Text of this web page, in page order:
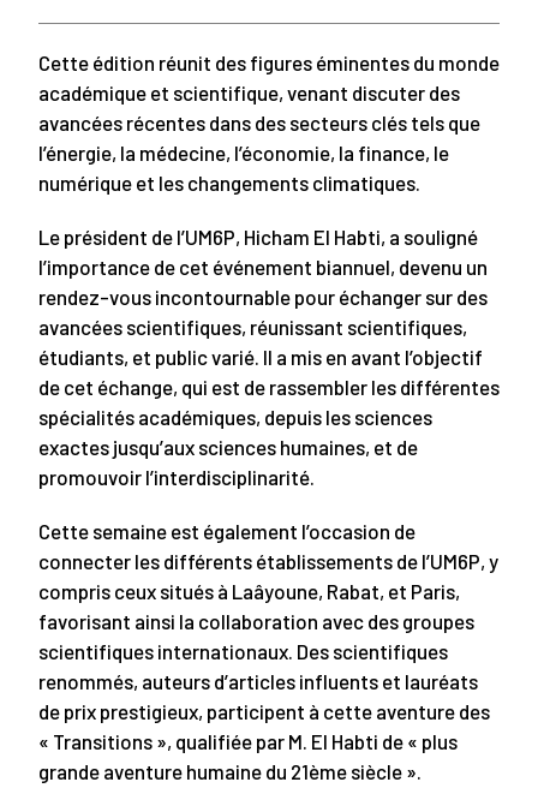
Cette édition réunit des figures éminentes du monde
académique et scientifique, venant discuter des
avancées récentes dans des secteurs clés tels que
l’énergie, la médecine, l’économie, la finance, le
numérique et les changements climatiques.
Le président de l’UM6P, Hicham El Habti, a souligné
l’importance de cet événement biannuel, devenu un
rendez-vous incontournable pour échanger sur des
avancées scientifiques, réunissant scientifiques,
étudiants, et public varié. Il a mis en avant l’objectif
de cet échange, qui est de rassembler les différentes
spécialités académiques, depuis les sciences
exactes jusqu’aux sciences humaines, et de
promouvoir l’interdisciplinarité.
Cette semaine est également l’occasion de
connecter les différents établissements de l’UM6P, y
compris ceux situés à Laâyoune, Rabat, et Paris,
favorisant ainsi la collaboration avec des groupes
scientifiques internationaux. Des scientifiques
renommés, auteurs d’articles influents et lauréats
de prix prestigieux, participent à cette aventure des
« Transitions », qualifiée par M. El Habti de « plus
grande aventure humaine du 21ème siècle ».